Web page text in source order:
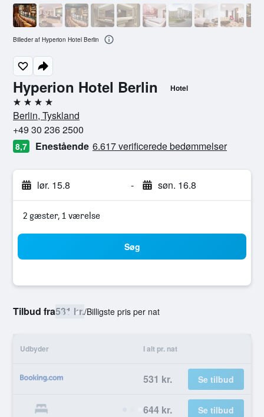
Hyperion Hotel Berlin Hotel
4 stjerner
Berlin, Tyskland
+49 30 236 2500
8,7 Enestående 6.617 verificerede bedømmelser
lør. 15.8 - søn. 16.8
2 gæster, 1 værelse
Søg
Tilbud fra531 kr./Billigste pris per nat
Udbyder I alt pr. nat
531 kr. Se tilbud
644 kr. Se tilbud
Billeder af Hyperion Hotel Berlin